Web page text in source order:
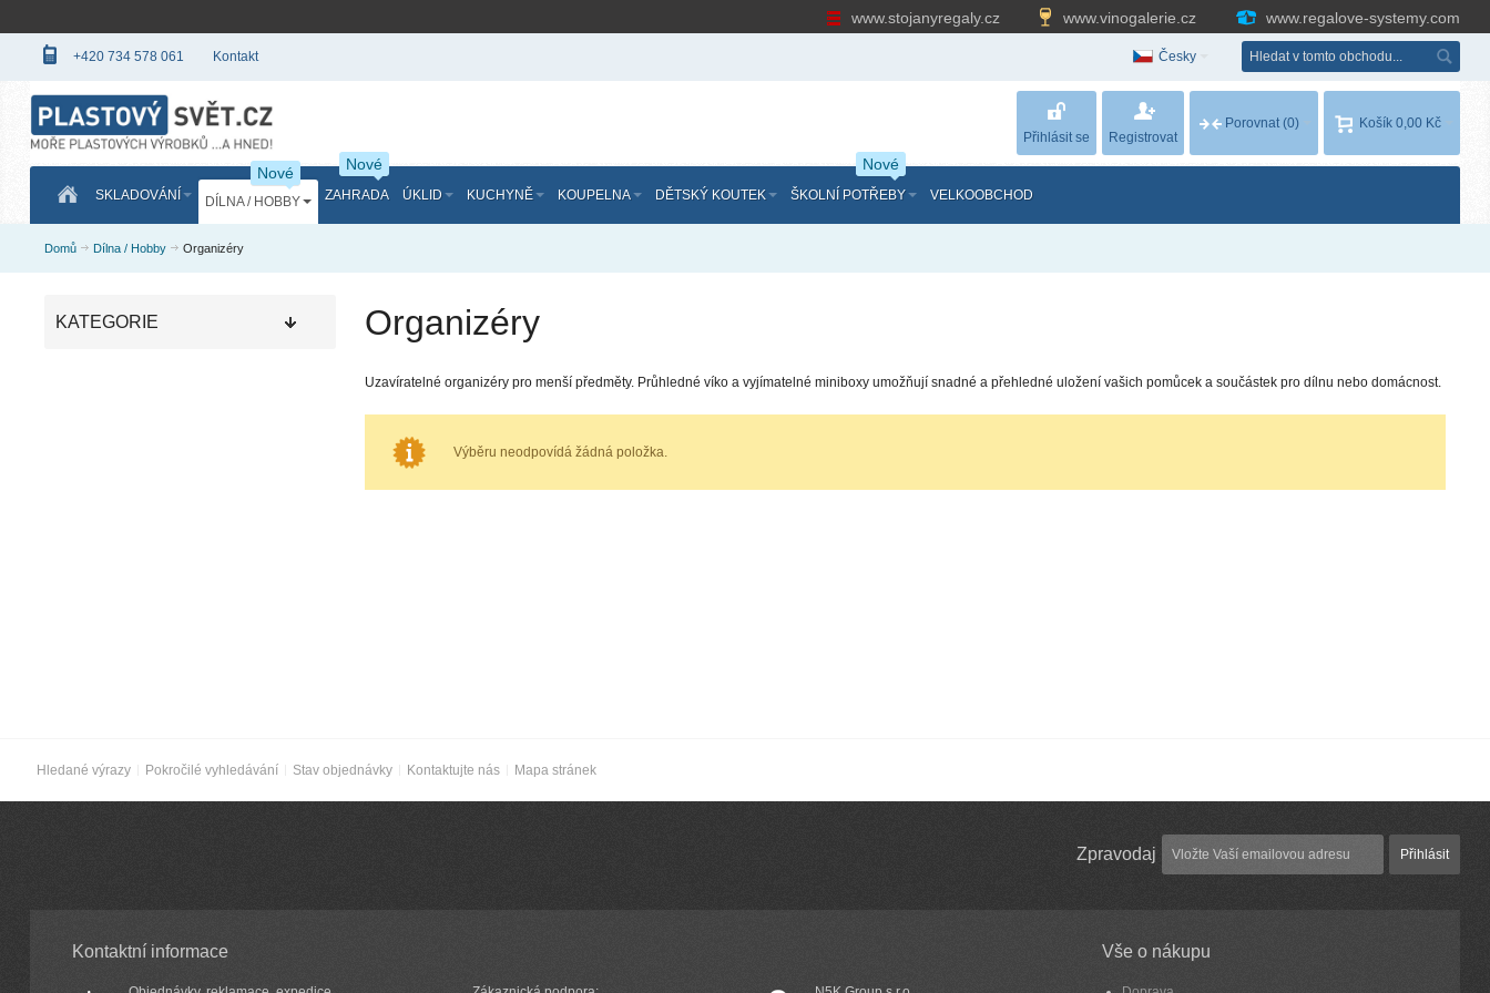
www.stojanyregaly.cz www.vinogalerie.cz www.regalove-systemy.com
+420 734 578 061 Kontakt Česky
Košík 0,00 Kč
Porovnat (0)
Přihlásit se
Registrovat
SKLADOVÁNÍ DÍLNA / HOBBY
Nové
ZAHRADA
Nové
ÚKLID KUCHYNĚ KOUPELNA DĚTSKÝ KOUTEK ŠKOLNÍ POTŘEBY
Nové
VELKOOBCHOD
Domů Dílna / Hobby Organizéry
Organizéry
Uzavíratelné organizéry pro menší předměty. Průhledné víko a vyjímatelné miniboxy umožňují snadné a přehledné uložení vašich pomůcek a součástek pro dílnu nebo domácnost.
Výběru neodpovídá žádná položka.
KATEGORIE
Hledané výrazy Pokročilé vyhledávání Stav objednávky Kontaktujte nás Mapa stránek
Zpravodaj Přihlásit
Kontaktní informace Vše o nákupu